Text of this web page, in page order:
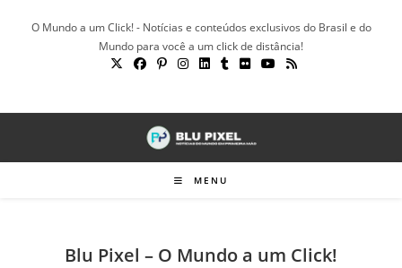
O Mundo a um Click! - Notícias e conteúdos exclusivos do Brasil e do
Mundo para você a um click de distância!
MENU
Blu Pixel – O Mundo a um Click!